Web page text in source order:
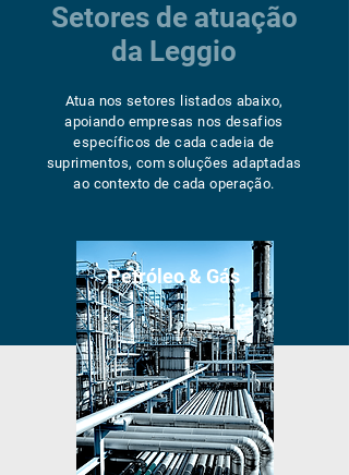
Setores de atuação
da Leggio
Atua nos setores listados abaixo,
apoiando empresas nos desafios
específicos de cada cadeia de
suprimentos, com soluções adaptadas
ao contexto de cada operação.
Petróleo & Gás